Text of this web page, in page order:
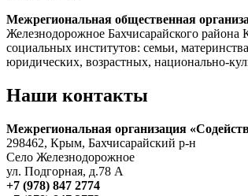
Межрегиональная общественная
Железнодорожное Бахчисарайского
социальных институтов: семьи,
юридических, возрастных, национально-
Наши контакты
Межрегиональная организация
298462, Крым, Бахчисарайский р-н
Село Железнодорожное
ул. Подгорная, д.78 А
+7 (978) 847 2774